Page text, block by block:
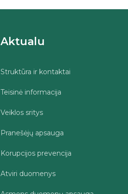
Aktualu
Struktūra ir kontaktai
Teisinė informacija
Veiklos sritys
Pranešėjų apsauga
Korupcijos prevencija
Atviri duomenys